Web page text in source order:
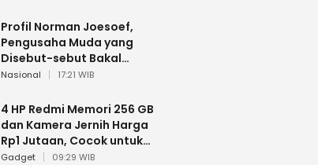
Profil Norman Joesoef,
Pengusaha Muda yang
Disebut-sebut Bakal
Dilantik Jadi Wamenhan RI
Nasional 17:21 WIB
4 HP Redmi Memori 256 GB
dan Kamera Jernih Harga
Rp1 Jutaan, Cocok untuk
Multitasking
Gadget 09:29 WIB